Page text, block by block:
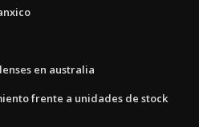
en australia
frente a unidades de stock